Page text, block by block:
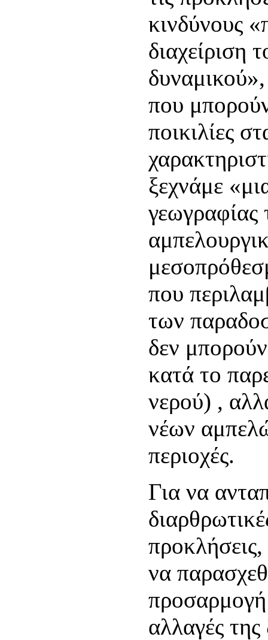
κινδύνους
διαχείριση
που
ποικιλίες
ξεχνάμε
που
των
δεν
κατά το
νερού) ,
νέων
περιοχές.
Για να
να
προσαρμογή
αλλαγές